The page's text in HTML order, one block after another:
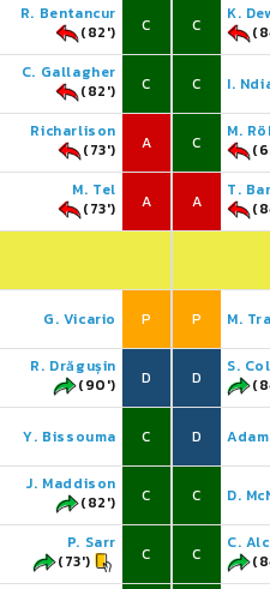
R. Bentancur
(82')
C
C. Gallagher
(82')
C
Richarlison
(73')
A
M. Tel
(73')
A
G. Vicario P
R. Drăgușin
(90')
D
Y. Bissouma C
J. Maddison
(82')
C
P. Sarr
(73')
C
C
K.
C I.
C
M.
A
T.
P M.
D
S.
D
C D.
C
C.